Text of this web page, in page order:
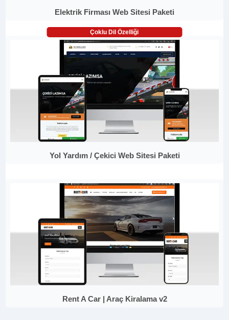
Elektrik Firması Web Sitesi Paketi
Çoklu Dil Özelliği
Yol Yardım / Çekici Web Sitesi Paketi
Rent A Car | Araç Kiralama v2